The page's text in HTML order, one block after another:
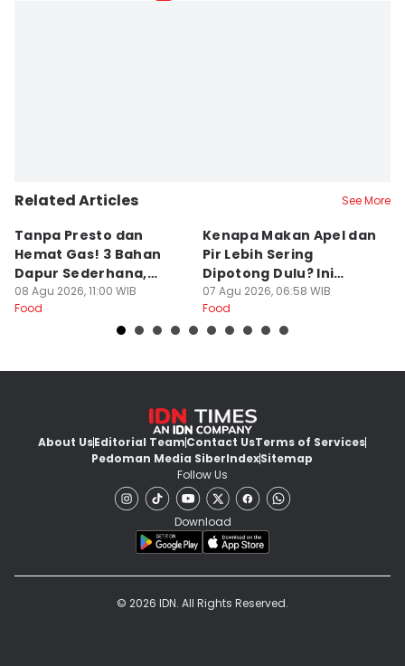
Related Articles See More
Tanpa Presto dan
Hemat Gas! 3 Bahan
Dapur Sederhana,
Daging Sapi Empuk
Dalam 15 Menit
08 Agu 2026, 11:00 WIB
Food
Kenapa Makan Apel dan
Pir Lebih Sering
Dipotong Dulu? Ini
Alasannya
07 Agu 2026, 06:58 WIB
Food
About UsEditorial TeamContact UsTerms of Services
Pedoman Media SiberIndexSitemap
Follow Us
Download
© 2026 IDN. All Rights Reserved.